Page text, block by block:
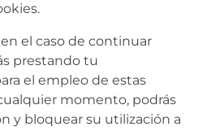
el caso de continuar
prestando tu
el empleo de estas
momento, podrás
y bloquear su utilización a